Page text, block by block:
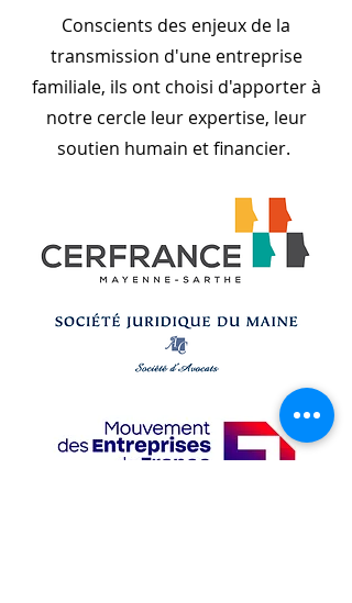
Conscients des enjeux de la
transmission d'une entreprise
familiale, ils ont choisi d'apporter à
notre cercle leur expertise, leur
soutien humain et financier.